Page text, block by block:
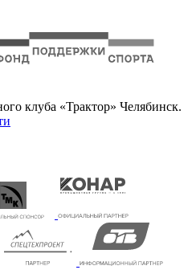
клуба «Трактор» Челябинск.